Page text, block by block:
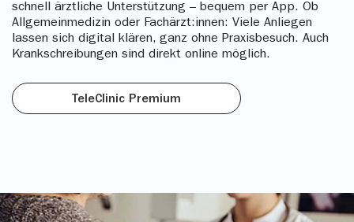
schnell ärztliche Unterstützung – bequem per App. Ob
Allgemeinmedizin oder Fachärzt:innen: Viele Anliegen
lassen sich digital klären, ganz ohne Praxisbesuch. Auch
Krankschreibungen sind direkt online möglich.
TeleClinic Premium